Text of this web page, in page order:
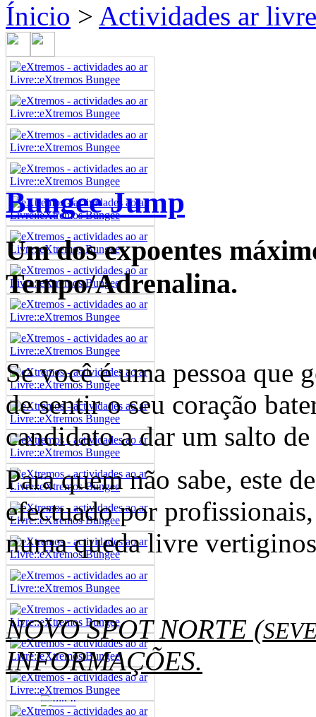
Ínicio > Actividades ar livre
Bungee Jump
Um dos expoentes
Tempo/Adrenalina.
Se você é uma pessoa que
de sentir o seu coração
candidato a dar um salto
Para quem não sabe, este
efectuado por
numa queda livre
NOVO SPOT NORTE (
INFORMAÇÕES.